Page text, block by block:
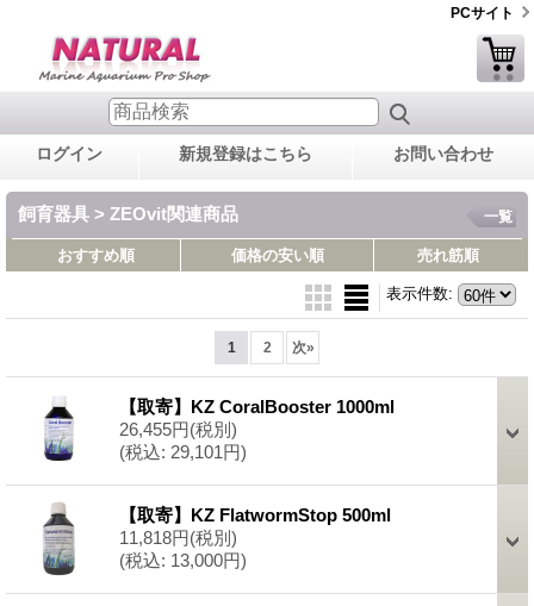
PCサイト
ログイン 新規登録はこちら お問い合わせ
飼育器具 > ZEOvit関連商品 一覧
おすすめ順 価格の安い順 売れ筋順
表示件数:
1 2 次»
【取寄】KZ CoralBooster 1000ml
26,455円(税別)
(税込: 29,101円)
【取寄】KZ FlatwormStop 500ml
11,818円(税別)
(税込: 13,000円)